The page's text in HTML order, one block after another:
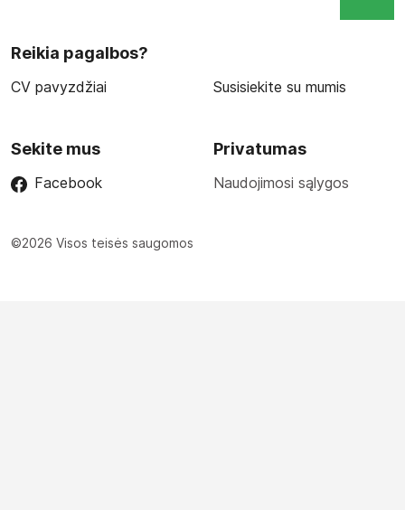
Reikia pagalbos?
CV pavyzdžiai Susisiekite su mumis
Sekite mus
Facebook
Privatumas
Naudojimosi sąlygos
©2026 Visos teisės saugomos